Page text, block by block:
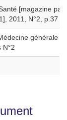
[magazine
2011, N°2, p.37
générale
N°2